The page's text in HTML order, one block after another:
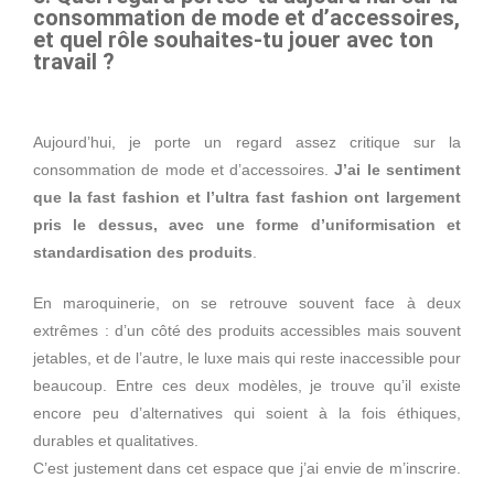
consommation de mode et d’accessoires,
et quel rôle souhaites-tu jouer avec ton
travail ?
Aujourd’hui, je porte un regard assez critique sur la
consommation de mode et d’accessoires.J’ai le sentiment
que la fast fashion et l’ultra fast fashion ont largement
pris le dessus, avec une forme d’uniformisation et
standardisation des produits
En maroquinerie, on se retrouve souvent face à deux
extrêmes : d’un côté des produits accessibles mais souvent
jetables, et de l’autre, le luxe mais qui reste inaccessible pour
beaucoup. Entre ces deux modèles, je trouve qu’il existe
encore peu d’alternatives qui soient à la fois éthiques,
durables et qualitatives.
C’est justement dans cet espace que j’ai envie de m’inscrire.